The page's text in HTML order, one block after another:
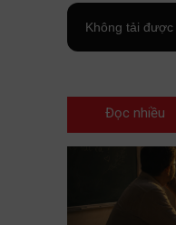
Không tải được
Đọc nhiều